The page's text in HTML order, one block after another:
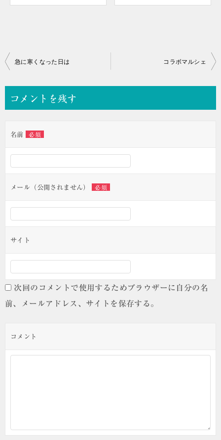
投
ー
シ
ョ
ン
急に寒くなった日は コラボマルシェ
コメントを残す
名前 必須
メール（公開されません） 必須
サイト
次回のコメントで使用するためブラウザーに自分の名
前、メールアドレス、サイトを保存する。
コメント